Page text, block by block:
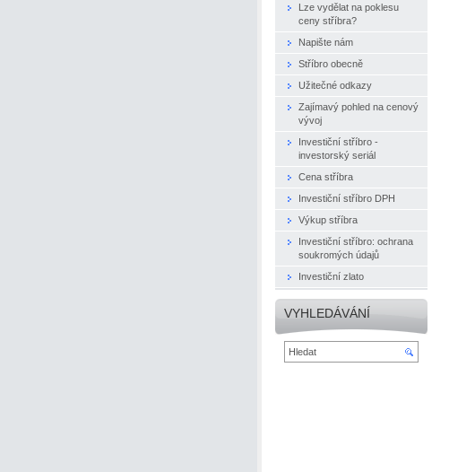
Lze vydělat na poklesu
ceny stříbra?
Napište nám
Stříbro obecně
Užitečné odkazy
Zajímavý pohled na cenový
vývoj
Investiční stříbro -
investorský seriál
Cena stříbra
Investiční stříbro DPH
Výkup stříbra
Investiční stříbro: ochrana
soukromých údajů
Investiční zlato
VYHLEDÁVÁNÍ